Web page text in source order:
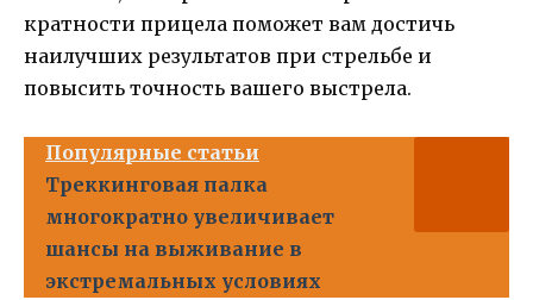
кратности прицела поможет вам достичь
наилучших результатов при стрельбе и
повысить точность вашего выстрела.
Популярные статьи
Треккинговая палка
многократно увеличивает
шансы на выживание в
экстремальных условиях